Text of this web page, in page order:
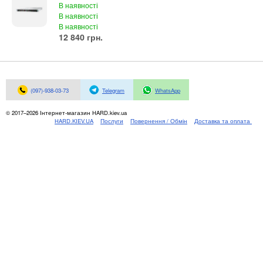
Жорсткі диски та SSD
SAS диски
SATA диски
Блоки живлення
Контролери RAID
Кулери та системи охолодження
В наявності
В наявності
В наявності
12 840 грн.
(097)-938-03-73 Telegram WhatsApp
© 2017–2026 Інтернет-магазин HARD.kiev.ua
HARD.KIEV.UA
Послуги Повернення / Обмін Доставка та оплата